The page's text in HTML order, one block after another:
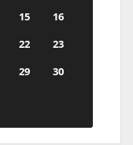
15
16
22
23
29
30